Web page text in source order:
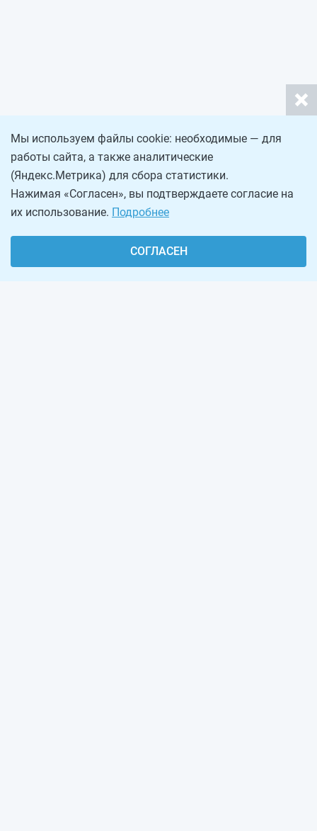
Мы используем файлы cookie: необходимые — для
работы сайта, а также аналитические
(Яндекс.Метрика) для сбора статистики.
Нажимая «Согласен», вы подтверждаете согласие на
их использование. Подробнее
СОГЛАСЕН